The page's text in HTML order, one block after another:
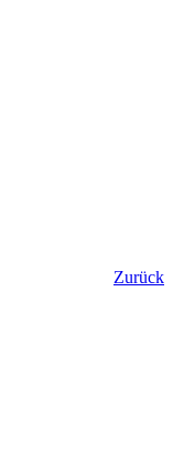
Zurück